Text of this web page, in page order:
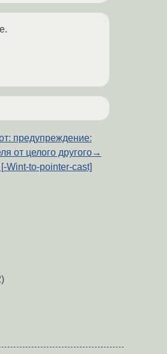
предупреждение:
от целого другого
Wint-to-pointer-cast]
→